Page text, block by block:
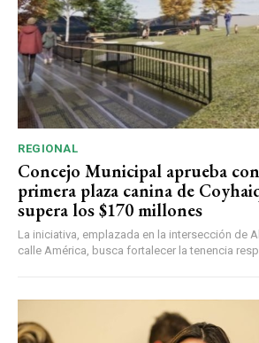
REGIONAL
Concejo Municipal aprueba
primera plaza canina de
supera los $170 millones
La iniciativa, emplazada en la intersección de
calle América, busca fortalecer la tenencia